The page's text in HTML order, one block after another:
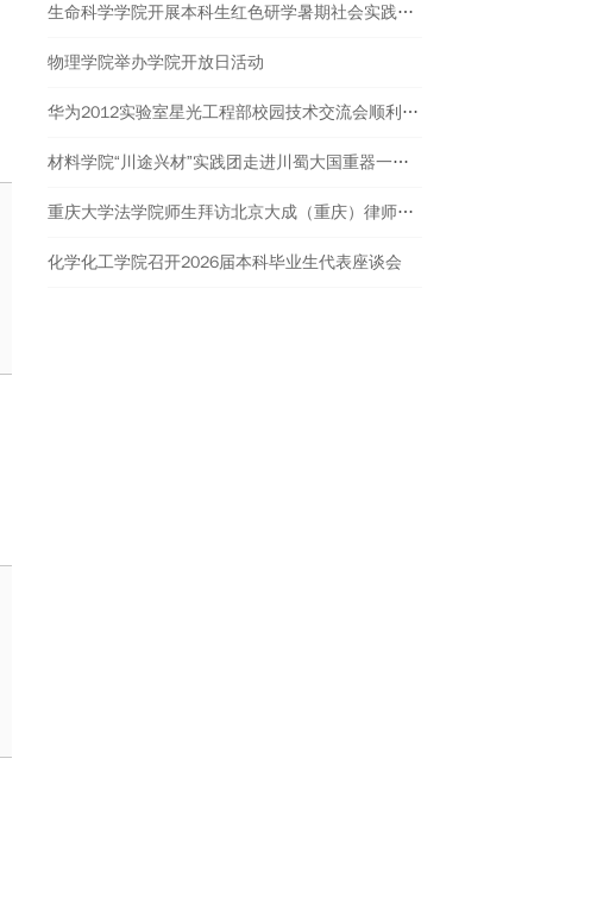
生命科学学院开展本科生红色研学暑期社会实践活动
物理学院举办学院开放日活动
华为2012实验室星光工程部校园技术交流会顺利开展
材料学院“川途兴材”实践团走进川蜀大国重器一线 体悟材料强国使命
重庆大学法学院师生拜访北京大成（重庆）律师事务所
化学化工学院召开2026届本科毕业生代表座谈会